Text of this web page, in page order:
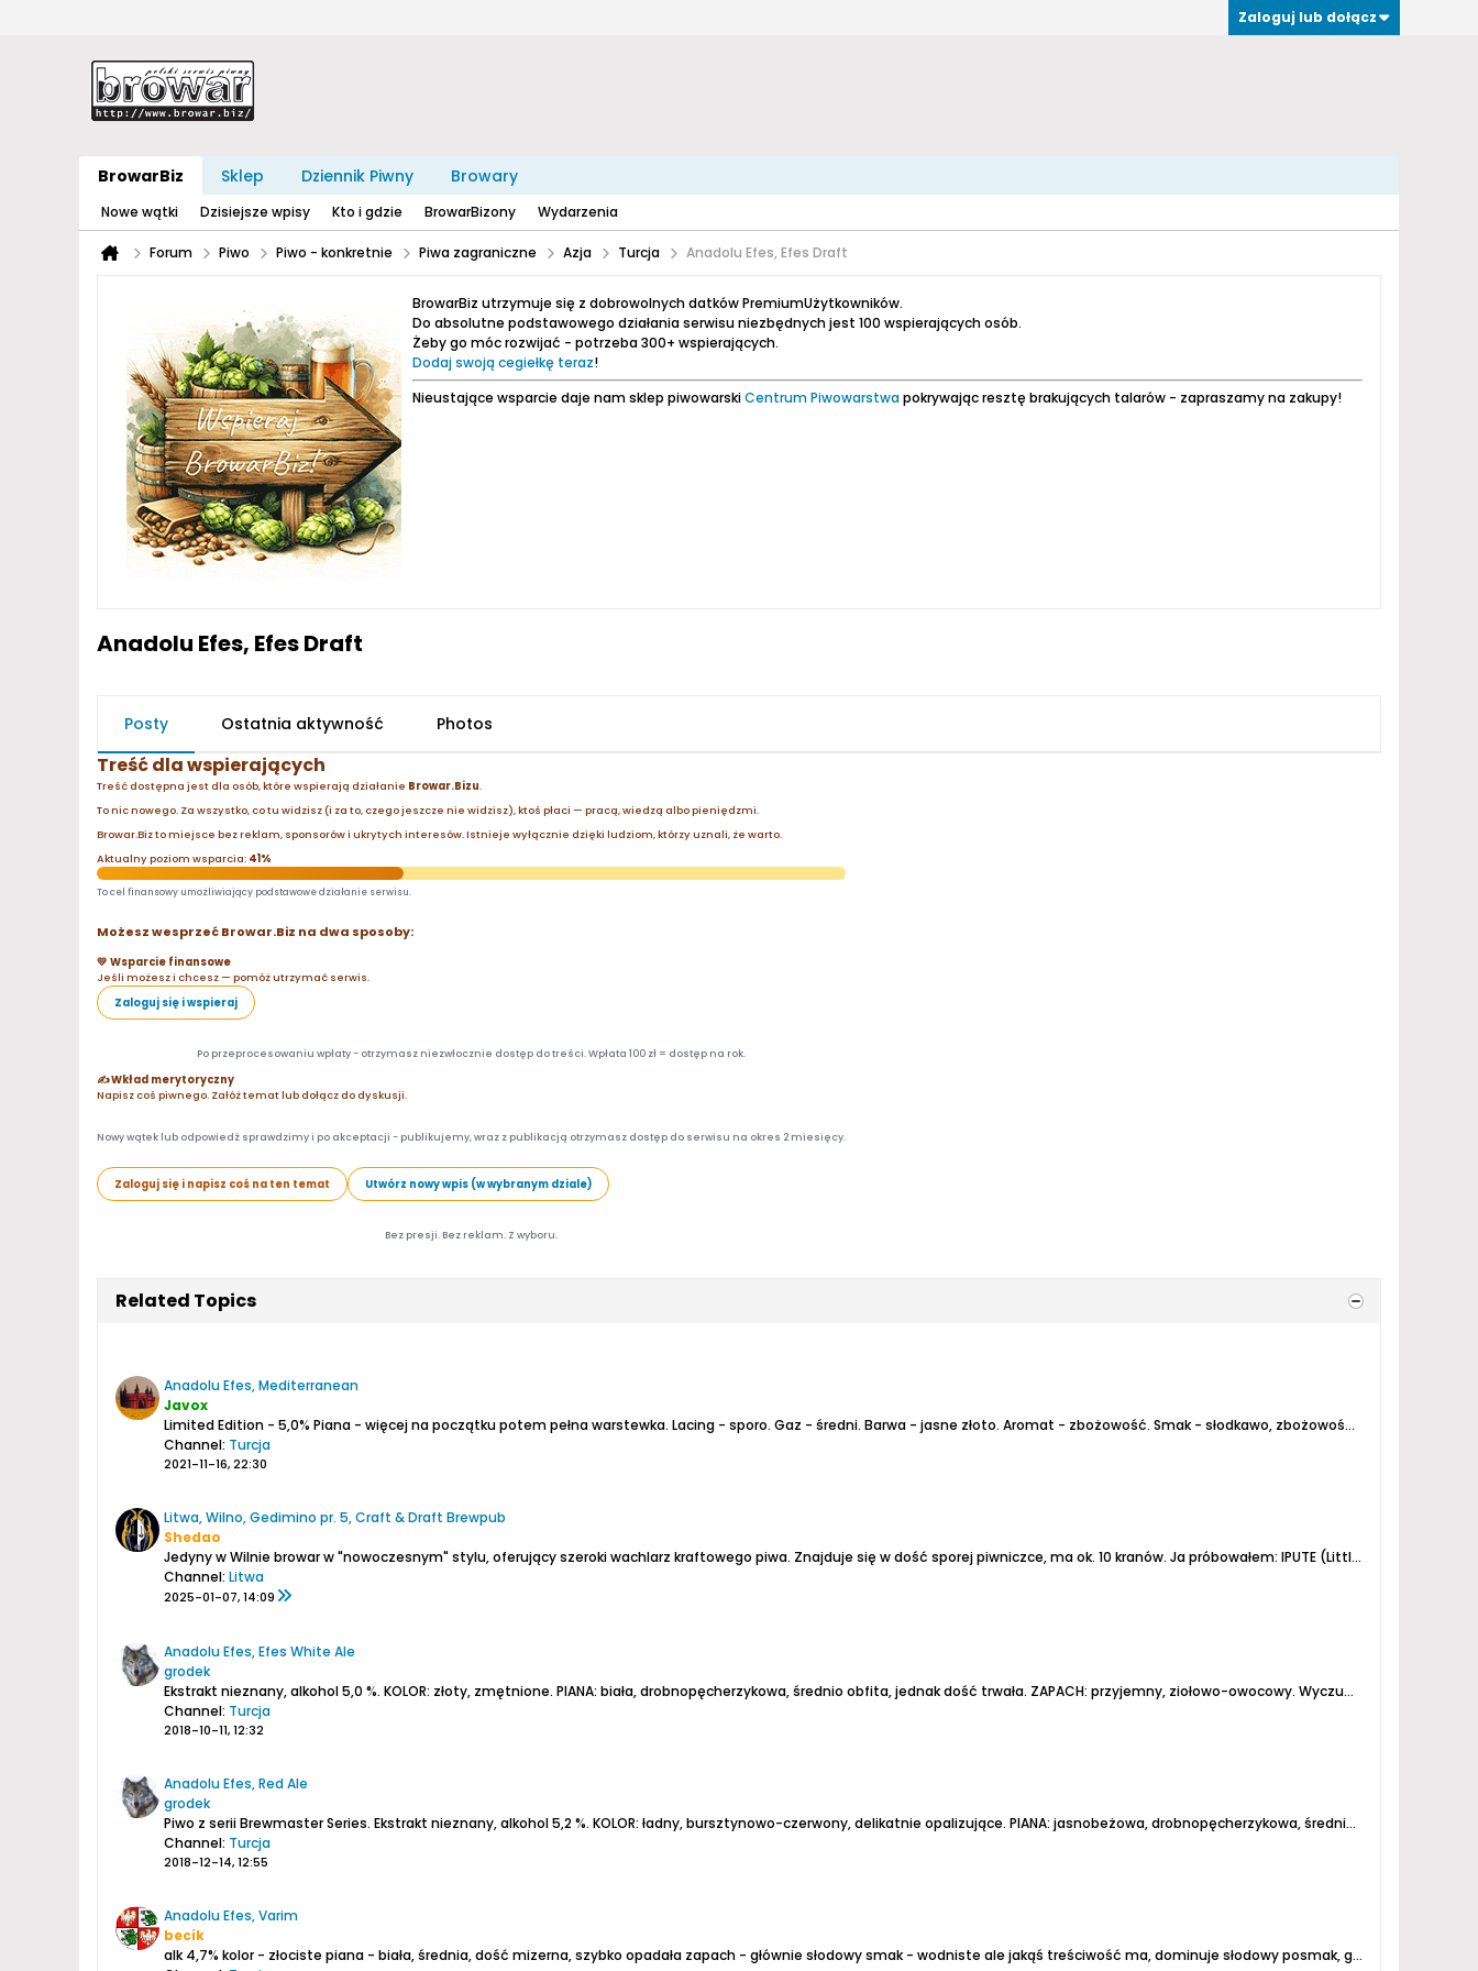
Zaloguj lub dołącz
BrowarBiz Sklep Dziennik Piwny Browary
Nowe wątki Dzisiejsze wpisy Kto i gdzie BrowarBizony Wydarzenia
Forum Piwo Piwo - konkretnie Piwa zagraniczne Azja Turcja Anadolu Efes, Efes Draft
BrowarBiz utrzymuje się z dobrowolnych datków PremiumUżytkowników.
Do absolutne podstawowego działania serwisu niezbędnych jest 100 wspierających osób.
Żeby go móc rozwijać - potrzeba 300+ wspierających.
Dodaj swoją cegiełkę teraz!
Nieustające wsparcie daje nam sklep piwowarskiCentrum Piwowarstwapokrywając resztę brakujących talarów - zapraszamy na zakupy!
Anadolu Efes, Efes Draft
Posty Ostatnia aktywność Photos
Treść dla wspierających
Treść dostępna jest dla osób, które wspierają działanie Browar.Bizu.
To nic nowego. Za wszystko, co tu widzisz (i za to, czego jeszcze nie widzisz), ktoś płaci — pracą, wiedzą albo pieniędzmi.
Browar.Biz to miejsce bez reklam, sponsorów i ukrytych interesów. Istnieje wyłącznie dzięki ludziom, którzy uznali, że warto.
Aktualny poziom wsparcia: 41%
To cel finansowy umożliwiający podstawowe działanie serwisu.
Możesz wesprzeć Browar.Biz na dwa sposoby:
💛 Wsparcie finansowe
Jeśli możesz i chcesz — pomóż utrzymać serwis.
Zaloguj się i wspieraj
Po przeprocesowaniu wpłaty - otrzymasz niezwłocznie dostęp do treści. Wpłata 100 zł = dostęp na rok.
✍️ Wkład merytoryczny
Napisz coś piwnego. Załóż temat lub dołącz do dyskusji.
Nowy wątek lub odpowiedź sprawdzimy i po akceptacji - publikujemy, wraz z publikacją otrzymasz dostęp do serwisu na okres 2 miesięcy.
Zaloguj się i napisz coś na ten temat Utwórz nowy wpis (w wybranym dziale)
Bez presji. Bez reklam. Z wyboru.
Related Topics
Anadolu Efes, Mediterranean
Javox
Limited Edition - 5,0% Piana - więcej na początku potem pełna warstewka. Lacing - sporo. Gaz - średni. Barwa - jasne złoto. Aromat - zbożowość. Smak - słodkawo, zbożowość z lekką goryczką.
Channel: Turcja
2021-11-16, 22:30
Litwa, Wilno, Gedimino pr. 5, Craft & Draft Brewpub
Shedao
Jedyny w Wilnie browar w "nowoczesnym" stylu, oferujący szeroki wachlarz kraftowego piwa. Znajduje się w dość sporej piwniczce, ma ok. 10 kranów. Ja próbowałem: IPUTE (Little IPA), Razor Back (bitter) oraz MoliugElis (dyniowe). To ostatnie było najciekawsze. Nie do końca moje klimaty,...
Channel: Litwa
2025-01-07, 14:09
Anadolu Efes, Efes White Ale
grodek
Ekstrakt nieznany, alkohol 5,0 %. KOLOR: złoty, zmętnione. PIANA: biała, drobnopęcherzykowa, średnio obfita, jednak dość trwała. ZAPACH: przyjemny, ziołowo-owocowy. Wyczuwalna kolendra, delikatna nuta ziołowa oraz intensywny aromat owocowy. Piwo pachnie też nieco biszkoptami...
Channel: Turcja
2018-10-11, 12:32
Anadolu Efes, Red Ale
grodek
Piwo z serii Brewmaster Series. Ekstrakt nieznany, alkohol 5,2 %. KOLOR: ładny, bursztynowo-czerwony, delikatnie opalizujące. PIANA: jasnobeżowa, drobnopęcherzykowa, średnio obfita, nietrwała.
Channel: Turcja
2018-12-14, 12:55
Anadolu Efes, Varim
becik
alk 4,7% kolor - złociste piana - biała, średnia, dość mizerna, szybko opadała zapach - głównie słodowysmak - wodniste ale jakąś treściwość ma, dominuje słodowy posmak, goryczka chmielowa na drugim planie, bardziej słodkie niż wytrawne, być może...